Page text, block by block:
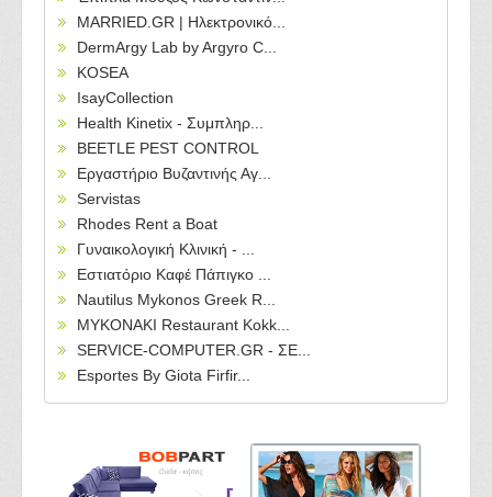
MARRIED.GR | Ηλεκτρονικό...
DermArgy Lab by Argyro C...
KOSEA
IsayCollection
Health Kinetix - Συμπληρ...
BEETLE PEST CONTROL
Εργαστήριο Βυζαντινής Αγ...
Servistas
Rhodes Rent a Boat
Γυναικολογική Κλινική - ...
Εστιατόριο Καφέ Πάπιγκο ...
Nautilus Mykonos Greek R...
MYKONAKI Restaurant Kokk...
SERVICE-COMPUTER.GR - ΣΕ...
Esportes By Giota Firfir...